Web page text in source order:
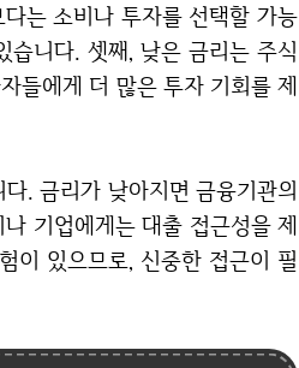
는 소비나 투자를 선택할 가능
니다. 셋째, 낮은 금리는 주식
들에게 더 많은 투자 기회를 제
. 금리가 낮아지면 금융기관의
기업에게는 대출 접근성을 제
이 있으므로, 신중한 접근이 필